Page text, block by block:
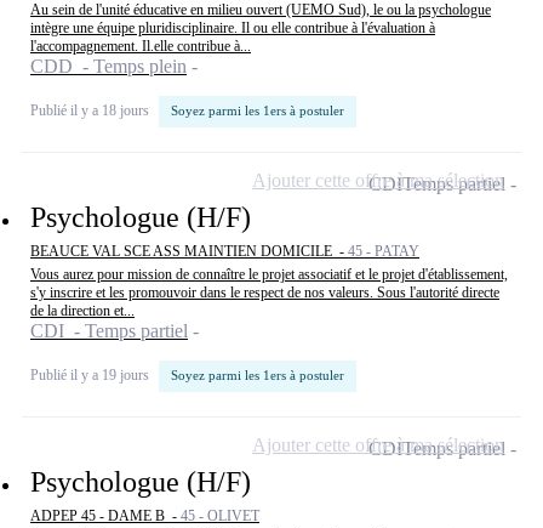
Au sein de l'unité éducative en milieu ouvert (UEMO Sud), le ou la psychologue
intègre une équipe pluridisciplinaire. Il ou elle contribue à l'évaluation à
l'accompagnement. Il.elle contribue à...
CDD - Temps plein
Publié il y a 18 jours Soyez parmi les 1ers à postuler
Psychologue (H/F)
BEAUCE VAL SCE ASS MAINTIEN DOMICILE - 45 - PATAY
Vous aurez pour mission de connaître le projet associatif et le projet d'établissement,
s'y inscrire et les promouvoir dans le respect de nos valeurs. Sous l'autorité directe
de la direction et...
CDI - Temps partiel
Publié il y a 19 jours Soyez parmi les 1ers à postuler
CDITemps partiel
Ajouter cette offre à ma sélection
Psychologue (H/F)
ADPEP 45 - DAME B - 45 - OLIVET
CDITemps partiel
Ajouter cette offre à ma sélection